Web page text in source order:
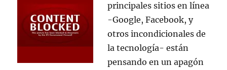
principales sitios en línea
-Google, Facebook, y
otros incondicionales de
la tecnología- están
pensando en un apagón